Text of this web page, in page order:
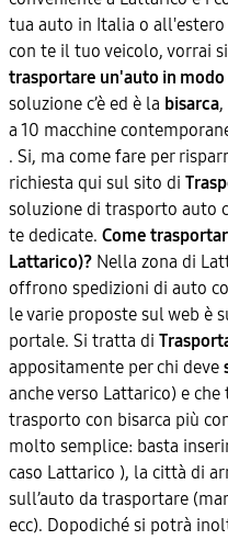
tua auto in Italia o
con te il tuo veicolo, vorrai
trasportare un'auto in
soluzione c’è ed è la bisarca
a 10 macchine
. Si, ma come fare per
richiesta qui sul sito di
soluzione di trasporto auto
te dedicate. Come
Lattarico)? Nella zona di
offrono spedizioni di auto
le varie proposte sul web è
portale. Si tratta di
appositamente per chi deve
anche verso Lattarico) e
trasporto con bisarca più
molto semplice: basta
caso Lattarico ), la città di
sull’auto da trasportare
ecc). Dopodiché si potrà